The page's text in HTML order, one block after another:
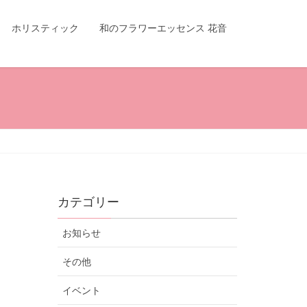
ホリスティック 和のフラワーエッセンス 花音
カテゴリー
お知らせ
その他
イベント